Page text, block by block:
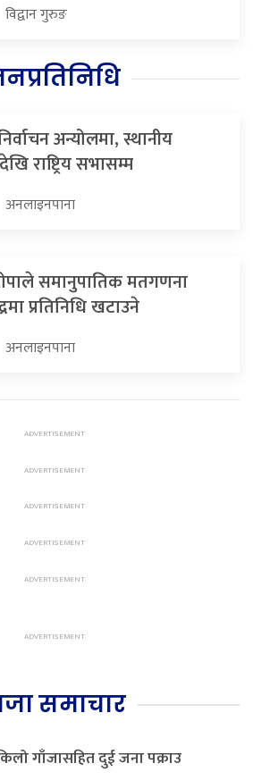
विद्वान गुरुङ
अन्योलमा, स्थानीय
राष्ट्रिय सभासम्म
अनलाइनपाना
समानुपातिक मतगणना
प्रतिनिधि खटाउने
अनलाइनपाना
समाचार
गाँजासहित दुई जना पक्राउ